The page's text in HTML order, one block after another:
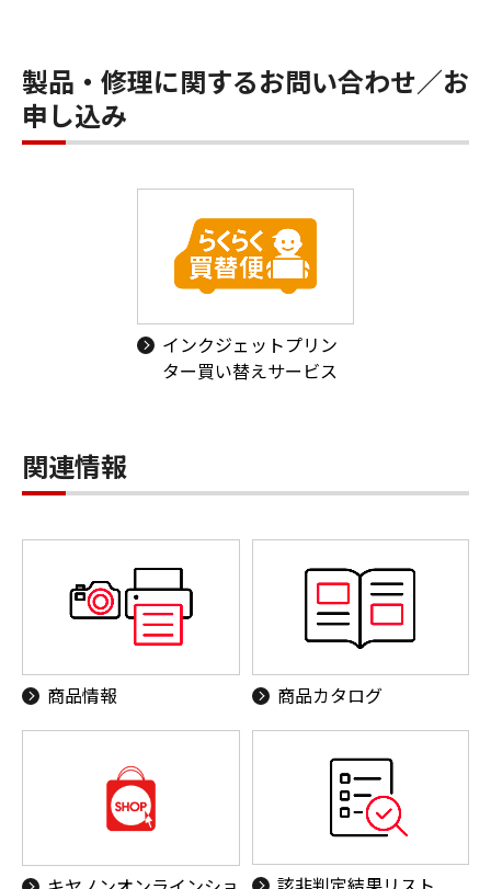
製品・修理に関するお問い合わせ／お
申し込み
インクジェットプリン
ター買い替えサービス
関連情報
商品情報 商品カタログ